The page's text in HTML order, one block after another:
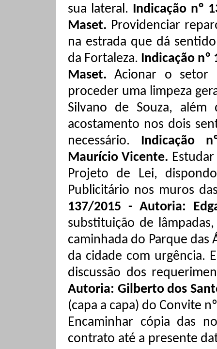
sua lateral. Indicação nº
Maset. Providenciar
na estrada que dá
da Fortaleza. Indicação
Maset.Acionar o setor
proceder uma limpeza
Silvano de Souza,
acostamento nos dois
necessário. Indicação
Maurício Vicente.
Projeto de Lei,
Publicitário nos muros
137/2015 - Autoria:
substituição de
caminhada do Parque das
da cidade com urgência.
discussão dos
Autoria: Gilberto dos
(capa a capa) do Convite
Encaminhar cópia das
contrato até a presente